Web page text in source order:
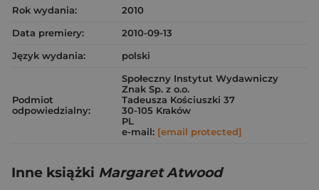
Rok wydania:
2010
Data premiery:
2010-09-13
Język wydania:
polski
Podmiot
odpowiedzialny:
Społeczny Instytut Wydawniczy
Znak Sp. z o.o.
Tadeusza Kościuszki 37
30-105 Kraków
PL
e-mail: [email protected]
Inne książki Margaret Atwood